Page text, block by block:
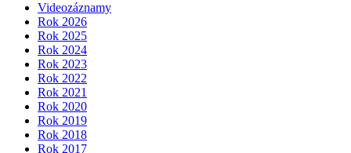
Videozáznamy
Rok 2026
Rok 2025
Rok 2024
Rok 2023
Rok 2022
Rok 2021
Rok 2020
Rok 2019
Rok 2018
Rok 2017